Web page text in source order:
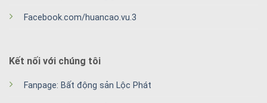
Facebook.com/huancao.vu.3
Kết nối với chúng tôi
Fanpage: Bất động sản Lộc Phát